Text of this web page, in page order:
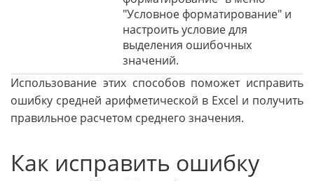
"Условное форматирование" и
настроить условие для
выделения ошибочных
значений.
Использование этих способов поможет исправить
ошибку средней арифметической в Excel и получить
правильное расчетом среднего значения.
Как исправить ошибку